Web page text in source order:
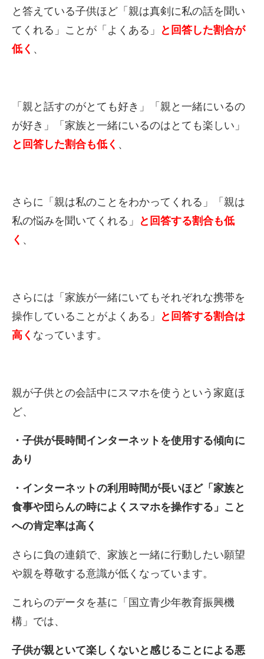
と答えている子供ほど「親は真剣に私の話を聞い
てくれる 」ことが「よくある」
と回答した割合が
低く 、
「 親と話すのがとても好き」「親と一緒にいるの
が好き」「 家族と一緒にいるのはとても楽しい」
と回答した割合も低く 、
さらに「親は私のことをわかってくれる」「 親は
私の悩みを聞いてくれる」
と回答する割合も低
く 、
さらには「 家族が一緒にいてもそれぞれな携帯を
操作していることがよくある 」
と回答する割合は
高く なっています。
親が子供との会話中にスマホを使うという家庭ほ
ど、
・子供が長時間インターネットを使用する傾向に
あり
・インターネットの利用時間が長いほど「家族と
食事や団らんの時によくスマホを操作する」こ と
への肯定率は高く
さらに負の連鎖で、家族と一緒に行動したい願望
や親を尊敬する意識が低くなっています。
これらのデータを基に「国立青少年教育振興機
構」では、
子供が親といて楽しくないと感じることによる悪